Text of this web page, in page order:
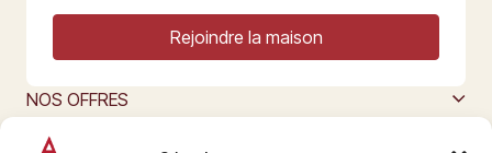
Rejoindre la maison
NOS OFFRES